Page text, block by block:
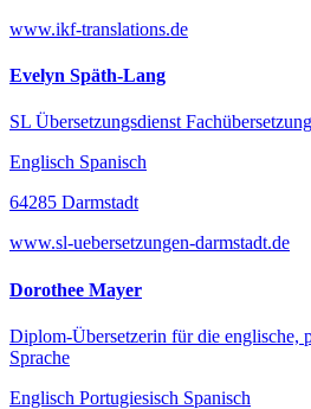
www.ikf-translations.de
Evelyn Späth-Lang
SL Übersetzungsdienst
Englisch Spanisch
64285 Darmstadt
www.sl-uebersetzungen-darmstadt.de
Dorothee Mayer
Diplom-Übersetzerin für die englische,
Sprache
Englisch Portugiesisch Spanisch